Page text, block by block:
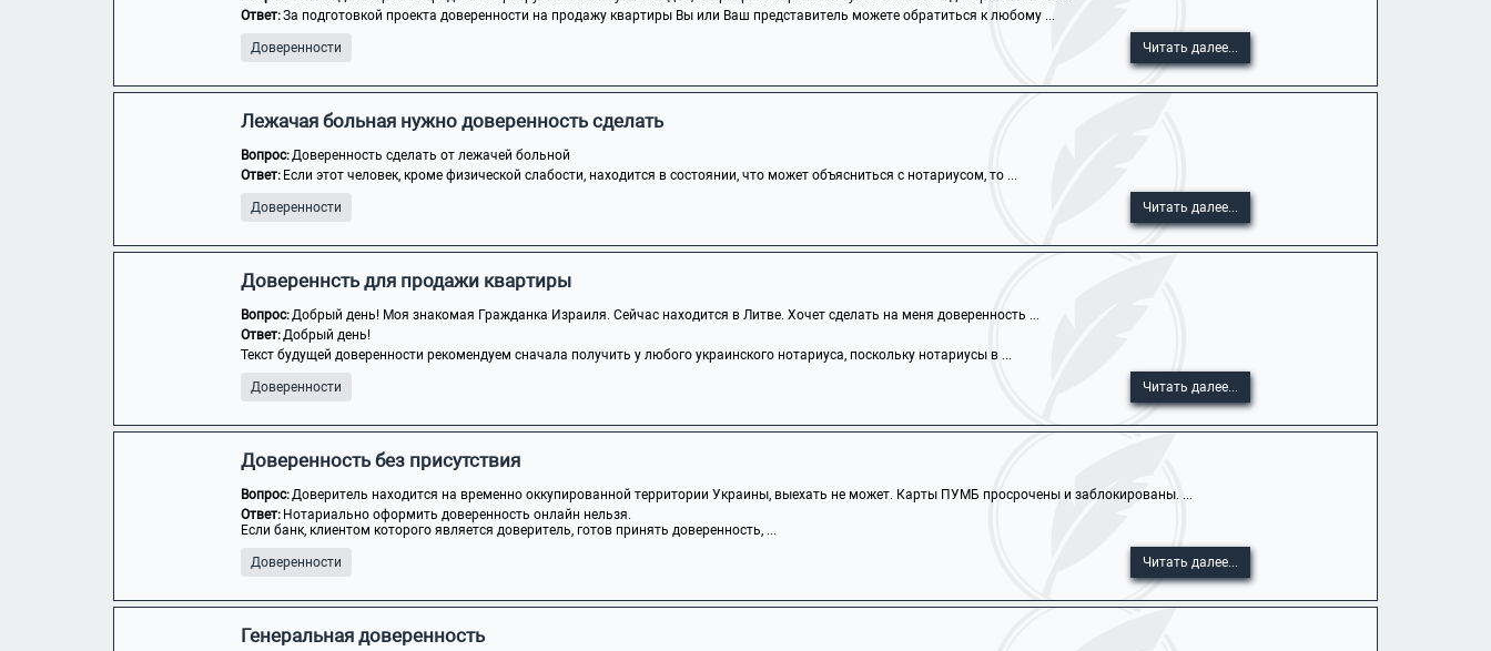
Ответ:За подготовкой проекта доверенности на продажу квартиры Вы или Ваш представитель можете обратиться к любому ...
Доверенности Читать далее...
Лежачая больная нужно доверенность сделать
Вопрос:Доверенность сделать от лежачей больной
Ответ: Если этот человек, кроме физической слабости, находится в состоянии, что может объясниться с нотариусом, то ...
Доверенности Читать далее...
Довереннсть для продажи квартиры
Вопрос:Добрый день! Моя знакомая Гражданка Израиля. Сейчас находится в Литве. Хочет сделать на меня доверенность ...
Ответ:Добрый день!
Текст будущей доверенности рекомендуем сначала получить у любого украинского нотариуса, поскольку нотариусы в ...
Доверенности Читать далее...
Доверенность без присутствия
Вопрос:Доверитель находится на временно оккупированной территории Украины, выехать не может. Карты ПУМБ просрочены и заблокированы. ...
Ответ: Нотариально оформить доверенность онлайн нельзя.
Если банк, клиентом которого является доверитель, готов принять доверенность, ...
Доверенности Читать далее...
Генеральная доверенность